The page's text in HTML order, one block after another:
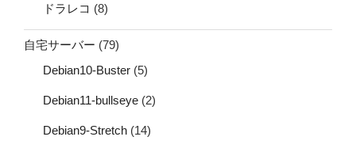
ドラレコ (8)
自宅サーバー (79)
Debian10-Buster (5)
Debian11-bullseye (2)
Debian9-Stretch (14)